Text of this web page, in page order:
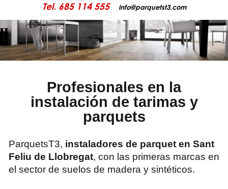
Tel. 685 114 555 info@parquetst3.com
Profesionales en la
instalación de tarimas y
parquets
ParquetsT3, instaladores de parquet en Sant
Feliu de Llobregat, con las primeras marcas en
el sector de suelos de madera y sintéticos.